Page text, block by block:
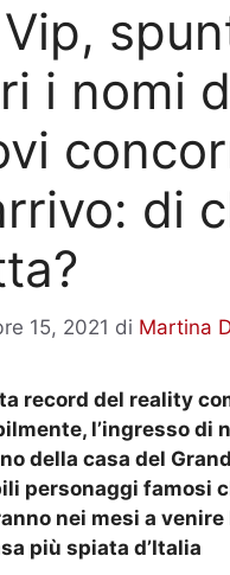
i nomi
di
15, 2021 di Martina
record del reality
l’ingresso di
della casa del
personaggi famosi
nei mesi a venire
più spiata d’Italia